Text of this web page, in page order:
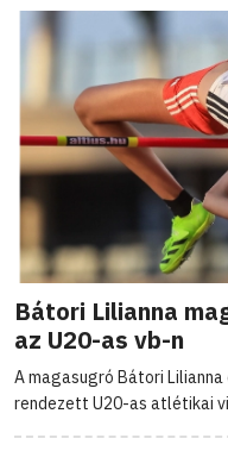
Bátori Lilianna
az U20-as vb-n
A magasugró Bátori
rendezett U20-as atlétikai